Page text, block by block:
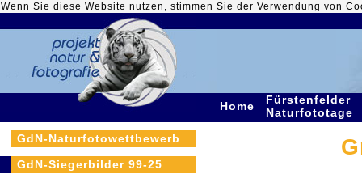
Wenn Sie diese Website nutzen, stimmen Sie der Verwendung von
Home
Fürstenfelder
Naturfototage
GdN-Naturfotowettbewerb
GdN-Siegerbilder 99-25